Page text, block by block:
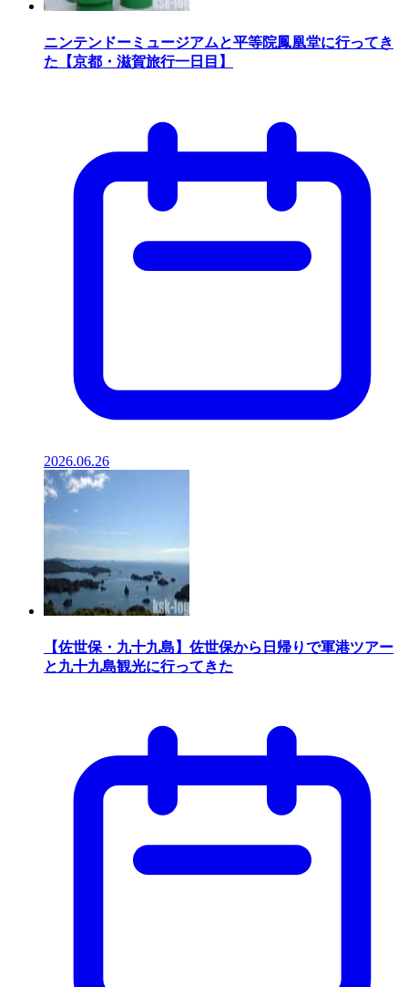
ニンテンドーミュージアムと平等院鳳凰堂に行ってき
た【京都・滋賀旅行一日目】
2026.06.26
【佐世保・九十九島】佐世保から日帰りで軍港ツアー
と九十九島観光に行ってきた